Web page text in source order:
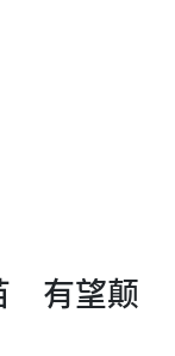
有望颠